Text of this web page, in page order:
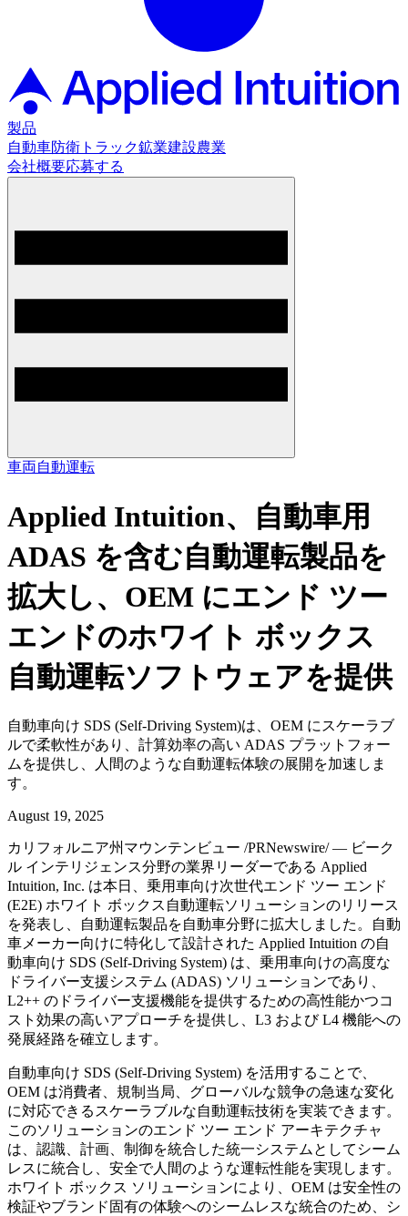
製品
自動車防衛 トラック鉱業建設農業
会社概要応募する
車両自動運転
Applied Intuition、自動車用
ADAS を含む自動運転製品を
拡大し、OEM にエンド ツー
エンドのホワイト ボックス
自動運転ソフトウェアを提供
自動車向け SDS (Self-Driving System)は、OEM にスケーラブ
ルで柔軟性があり、計算効率の高い ADAS プラットフォー
ムを提供し、人間のような自動運転体験の展開を加速しま
す。
August 19, 2025
カリフォルニア州マウンテンビュー /PRNewswire/ — ビーク
ル インテリジェンス分野の業界リーダーである Applied
Intuition, Inc. は本日、乗用車向け次世代エンド ツー エンド
(E2E) ホワイト ボックス自動運転ソリューションのリリース
を発表し、自動運転製品を自動車分野に拡大しました。自動
車メーカー向けに特化して設計された Applied Intuition の自
動車向け SDS (Self-Driving System) は、乗用車向けの高度な
ドライバー支援システム (ADAS) ソリューションであり、
L2++ のドライバー支援機能を提供するための高性能かつコ
スト効果の高いアプローチを提供し、L3 および L4 機能への
発展経路を確立します。
自動車向け SDS (Self-Driving System) を活用することで、
OEM は消費者、規制当局、グローバルな競争の急速な変化
に対応できるスケーラブルな自動運転技術を実装できます。
このソリューションのエンド ツー エンド アーキテクチャ
は、認識、計画、制御を統合した統一システムとしてシーム
レスに統合し、安全で人間のような運転性能を実現します。
ホワイト ボックス ソリューションにより、OEM は安全性の
検証やブランド固有の体験へのシームレスな統合のため、シ